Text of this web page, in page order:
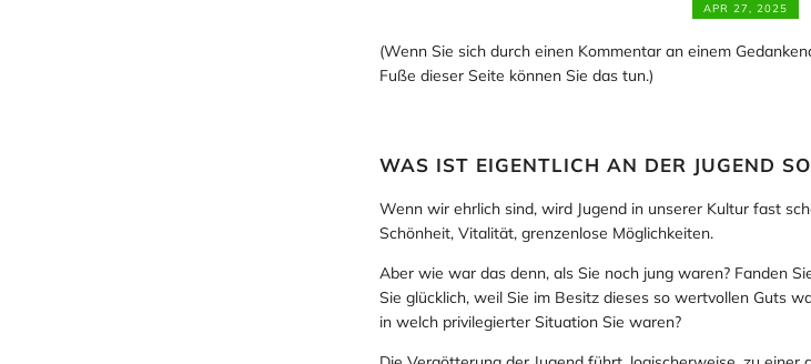
APR 27, 2025
(Wenn Sie sich durch einen Kommentar an einem
Fuße dieser Seite können Sie das tun.)
WAS IST EIGENTLICH AN DER JUGEND
Wenn wir ehrlich sind, wird Jugend in unserer Kultur fast
Schönheit, Vitalität, grenzenlose Möglichkeiten.
Aber wie war das denn, als Sie noch jung waren? Fanden
Sie glücklich, weil Sie im Besitz dieses so wertvollen Guts
in welch privilegierter Situation Sie waren?